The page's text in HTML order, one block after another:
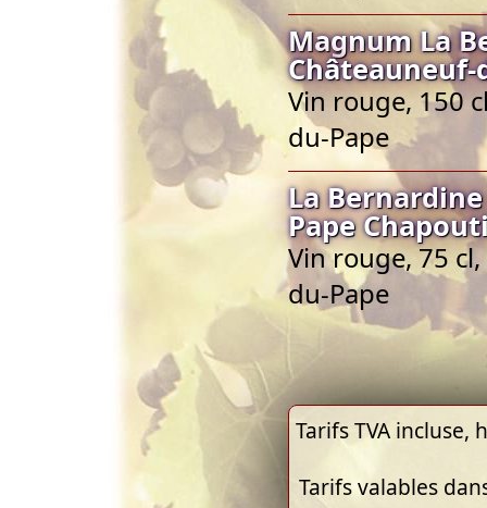
Magnum La
Châteauneuf-
Vin rouge, 150
du-Pape
La
Pape
Vin rouge, 75
du-Pape
Tarifs TVA
Tarifs valables